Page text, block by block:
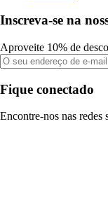
Inscreva-se na
Aproveite 10% de
Fique conectado
Encontre-nos nas redes